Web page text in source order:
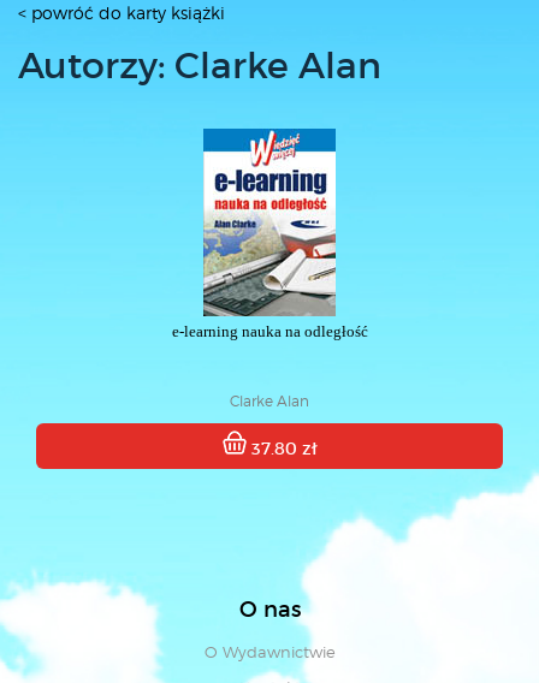
< powróć do karty książki
Autorzy: Clarke Alan
e-learning nauka na odległość
Clarke Alan
37.80 zł
O nas
O Wydawnictwie